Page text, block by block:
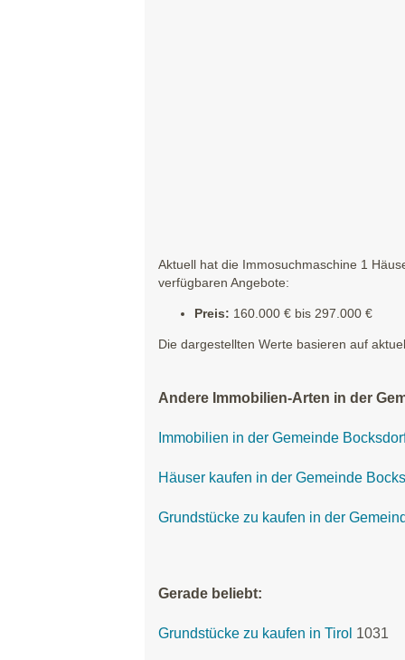
Aktuell hat die Immosuchmaschine 1
verfügbaren Angebote:
Preis: 160.000 € bis 297.000 €
Die dargestellten Werte basieren auf
Andere Immobilien-Arten in der
Immobilien in der Gemeinde
Häuser kaufen in der Gemeinde
Grundstücke zu kaufen in der
Gerade beliebt:
Grundstücke zu kaufen in Tirol 1031